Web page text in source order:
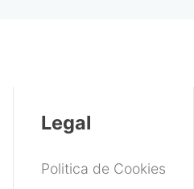
Legal
Politica de Cookies